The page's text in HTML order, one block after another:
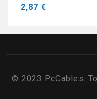
2,87 €
© 2023 PcCables.